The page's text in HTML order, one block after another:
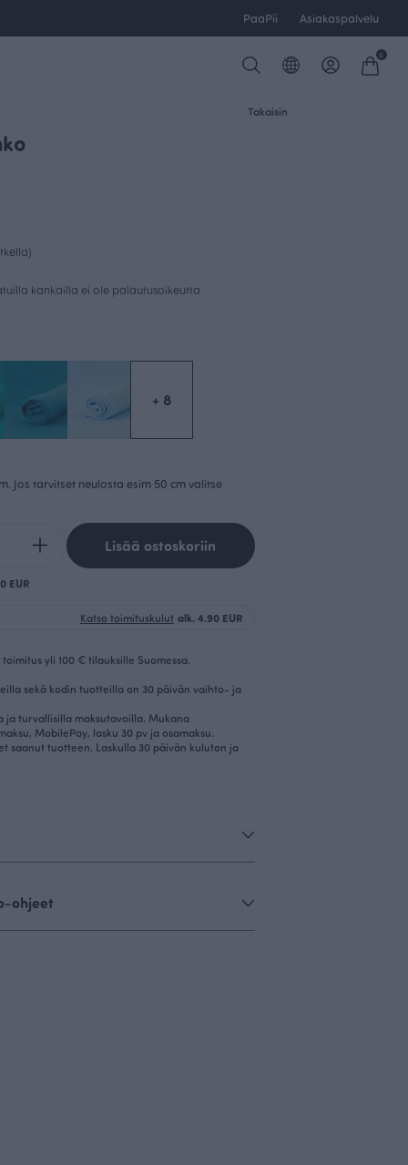
PaaPii Asiakaspalvelu
0
Takaisin
kankailla ei ole palautusoikeutta
+ 8
Jos tarvitset neulosta esim 50 cm valitse
Lisää ostoskoriin
EUR
Katso toimituskulut alk. 4.90 EUR
yli 100 € tilauksille Suomessa.
sekä kodin tuotteilla on 30 päivän vaihto- ja
ja turvallisilla maksutavoilla. Mukana
MobilePay, lasku 30 pv ja osamaksu.
saanut tuotteen. Laskulla 30 päivän kuluton ja
ohjeet